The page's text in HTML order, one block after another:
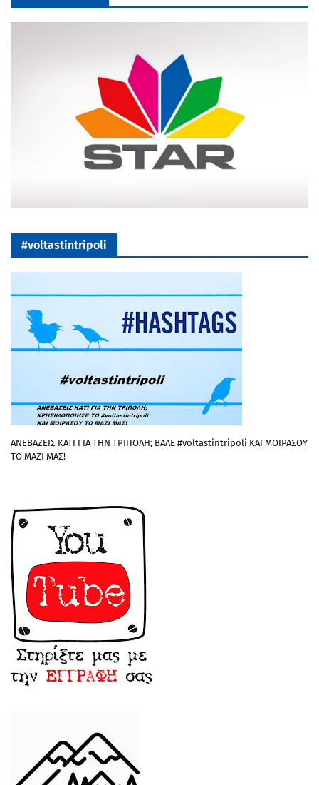
#voltastintripoli
ΑΝΕΒΑΖΕΙΣ ΚΑΤΙ ΓΙΑ ΤΗΝ ΤΡΙΠΟΛΗ; ΒΑΛΕ #voltastintripoli ΚΑΙ ΜΟΙΡΑΣΟΥ
ΤΟ ΜΑΖΙ ΜΑΣ!